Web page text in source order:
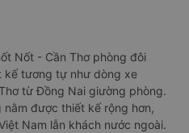
Nốt - Cần Thơ phòng đôi
kế tương tự như dòng xe
từ Đồng Nai giường phòng.
được thiết kế rộng hơn,
Nam lẫn khách nước ngoài.